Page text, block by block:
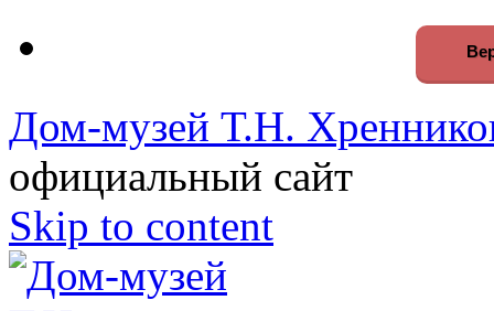
Дом-музей Т.Н.
официальный сайт
Skip to content